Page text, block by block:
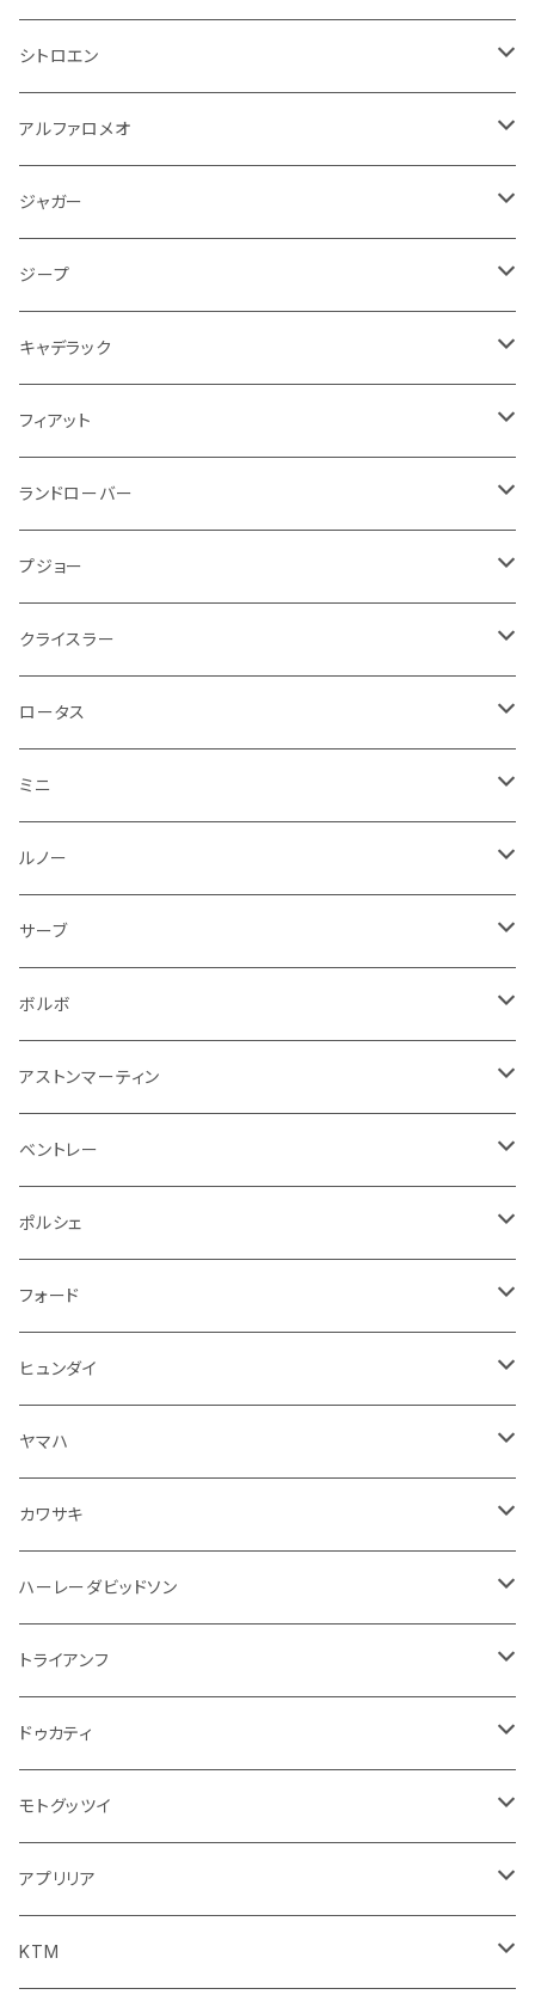
フォード
アルファロメオ
ミニ
シトロエン
フィアット
クライスラー
サーブ
ベントレー
ロータス
ポルシェ
ヒュンダイ
その他
フィアット
クライスラー
アストンマーティン
プジョー
ルノー
サーブ
フォード
ミニ
ロータス
マセラティ
ロールスロイス
ポルシェ
ヒュンダイ
その他
ヒュンダイ
ジャガー
ジープ
ランドローバー
ロータス
メルセデス ベンツ
ミニ
プジョー
ポルシェ
ルノー
サーブ
フォルクスワーゲン
ボルボ
シートベルト周り
ステアリング
ステアリングホイールカバー
修理ツール
運転席周り
アームレスト
ドア回り
ホーン
キーホルダー
収納用品
灰皿・ゴミ箱
インテリアパネル
ドリンクホルダー
携帯・スマホホルダー
ステッカー
ダッシュボード
外装系
スポイラー系
シートカバー
パワーステアリング系
エンジンVベルト
オイルフィルター
クーラント
その他
ラジエーター
クーラント
ミッション
ドライブシャフト
サスペンション
マフラー
ライト系
ブレーキランプ
方向指示器
ドア系
エアコン系
ブレーキ系
ブレーキランプ
外装系
タイヤ回り系
ホイール
泥除け
ガソリンタンク
フロントワイパー
リアワイパー
オーディオ系
その他
ケーブル系
排気系
ガスケット
通信系
吸気系
エアフィルター
収納用品
インテリア系
灰皿・ゴミ箱
ドリンクホルダー
携帯・スマホホルダー
クッション
ステッカー
ラジエーター
ミラー
フェンダー
ギアシフト系
外装系
バイク ブレーキクラッチレバー
バイク 収納
バイク ハンドル系
ハンドガード
スロットル
シートカバー
バイク その他
バイク フェンダー系
足回り
サスペンション
オイル系
足回り
サスペンション
アームレスト
その他
リアバンパー
トランクマット
タイヤ回り
泥除け
ホイール
フロントバンパー回り
グリル
ライト系
アンチロックブレーキ
運転席周り
アームレスト
冷却系
クーラント
フェンダー
ワイパー
トランクマット
ドア回り
タンク系
ケーブル系
バンパー回り
ライト系
ウインカー
その他
リアバンパー
エンジン系
外装系
その他
プラグ系
イグニッションコイル
ブレーキ系
アンチロックブレーキ
冷却系
クーラント
タンク系
ケーブル系
エンジン系
その他
フロアマット
その他
運転席周り
アームレスト
ドア回り
ワイパー
排気系
ガスケット
ダッシュボード
タイヤ回り
泥除け
シトロエン
フロアマット
その他
ライト系
ドア回り
ワイパー
キーホルダー
アルファロメオ
フロアマット
ワイパー
ジャガー
フロアマット
ジープ
フロアマット
収納用品
キャデラック
フロアマット
フィアット
フロアマット
フロントワイパー
リアワイパー
ランドローバー
フロアマット
ダッシュボード
トランクマット
ライト系
ウインカー
ワイパー
ミラー
収納系
アームレスト
シフトレバー
その他
冷却系
ラジエーター
プジョー
フロアマット
その他
ライト系
ブレーキランプ
ウインカー
トランクマット
ワイパー
キーホルダー
クライスラー
フロアマット
ロータス
フロアマット
ミニ
フロアマット
ルノー
フロアマット
タイヤ回り
泥除け
ワイパー
その他
シフトノブ
運転席周り
ドア回り
アームレスト
ライト系
ウインカー
サーブ
フロアマット
シフトノブ
ボルボ
フロアマット
トランクマット
アストンマーティン
フロアマット
ベントレー
フロアマット
外装
グリル
ポルシェ
フロアマット
その他
フォード
フロアマット
ダッシュボード
ドア回り
エンジン系
オイル系
その他
フロントガラス回り
ワイパー
リアガラス回り
ライト系
フォグランプ
ミラー系
ヒュンダイ
フロアマット
ヤマハ
電装系
ウインカー
モーター系
ミラー
ブレーキ系
クラッチブレーキレバー
駆動系
その他
フェンダー系
カワサキ
ミラー
ハンドル系
足回り
サスペンション
タンク系
キャップ
ブレーキ系
ブレーキ・クラッチレバー
ハーレーダビッドソン
ミラー
トライアンフ
ミラー
ドゥカティ
ミラー
その他
ブレーキ系
モトグッツイ
ミラー
アプリリア
ミラー
KTM